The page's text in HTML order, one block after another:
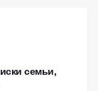
семьи,